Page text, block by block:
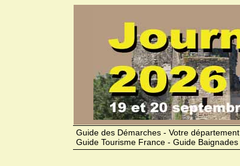
Guide des Démarches - Votre
Guide Tourisme France - Guide